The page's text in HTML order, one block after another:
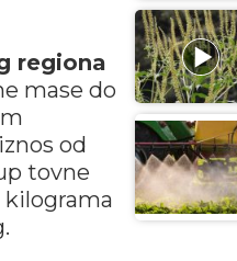
regiona
mase do
od
tovne
kilograma